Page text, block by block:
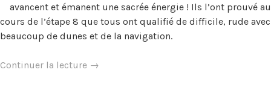
avancent et émanent une sacrée énergie ! Ils l’ont prouvé au
cours de l’étape 8 que tous ont qualifié de difficile, rude avec
beaucoup de dunes et de la navigation.
Continuer la lecture « Dakar
→